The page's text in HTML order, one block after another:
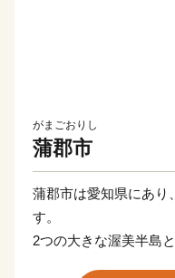
がまごおりし
蒲郡市
蒲郡市は愛知県にあり
す。
2つの大きな渥美半島